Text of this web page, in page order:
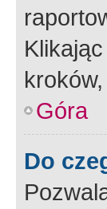
Góra
Do